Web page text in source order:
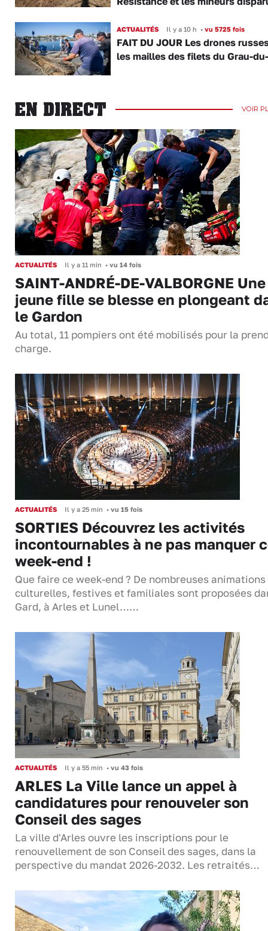
ACTUALITÉS Il y a 10 h •vu 5725 fois
FAIT DU JOUR Les drones
les mailles des filets du Grau-
EN DIRECT VOIR
ACTUALITÉS Il y a 11 min • vu 14 fois
SAINT-ANDRÉ-DE-VALBORGNE Une
jeune fille se blesse en plongeant
le Gardon
Au total, 11 pompiers ont été mobilisés pour la
charge.
ACTUALITÉS Il y a 25 min • vu 15 fois
SORTIES Découvrez les activités
incontournables à ne pas manquer
week-end !
Que faire ce week-end ? De nombreuses animations
culturelles, festives et familiales sont proposées
Gard, à Arles et Lunel……
ACTUALITÉS Il y a 55 min • vu 43 fois
ARLES La Ville lance un appel à
candidatures pour renouveler son
Conseil des sages
La ville d'Arles ouvre les inscriptions pour le
renouvellement de son Conseil des sages, dans la
perspective du mandat 2026-2032. Les retraités…